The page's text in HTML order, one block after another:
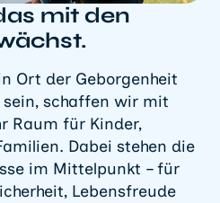
mit den
Ort der Geborgenheit
schaffen wir mit
Raum für Kinder,
Dabei stehen die
im Mittelpunkt – für
Lebensfreude